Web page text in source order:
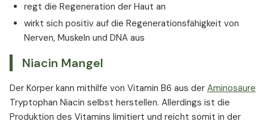
regt die Regeneration der Haut an
wirkt sich positiv auf die Regenerationsfähigkeit von
Nerven, Muskeln und DNA aus
Niacin Mangel
Der Körper kann mithilfe von Vitamin B6 aus der Aminosäure
Tryptophan Niacin selbst herstellen. Allerdings ist die
Produktion des Vitamins limitiert und reicht somit in der